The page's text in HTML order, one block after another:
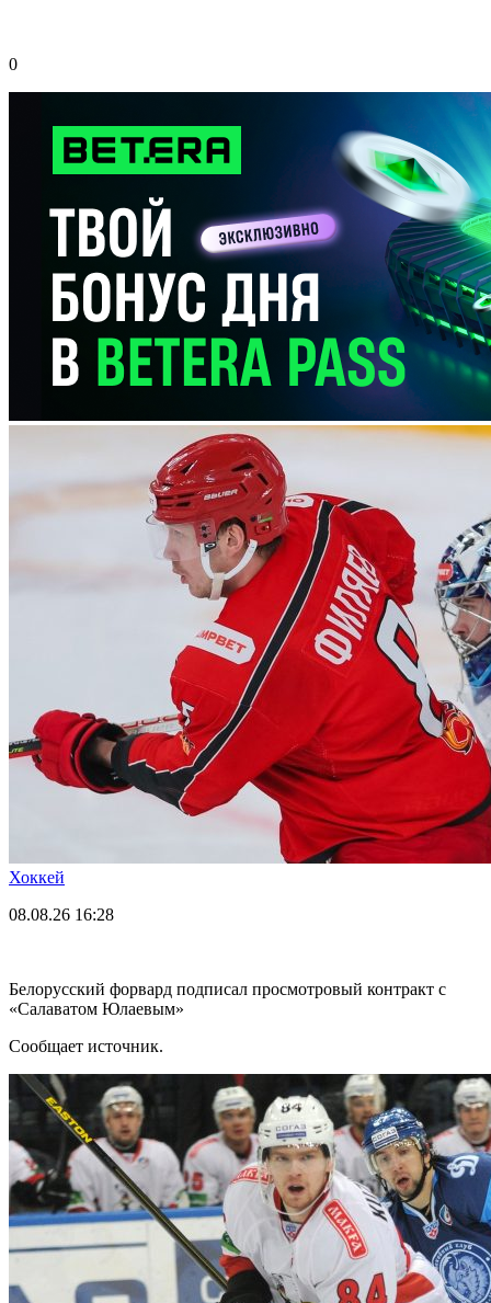
0
Хоккей
08.08.26 16:28
Белорусский форвард подписал просмотровый контракт с
«Салаватом Юлаевым»
Сообщает источник.